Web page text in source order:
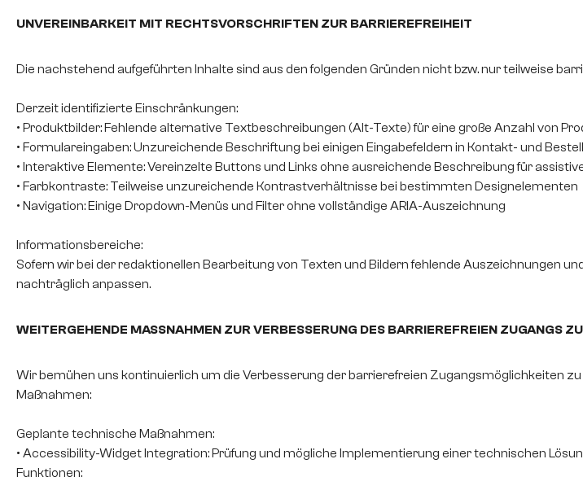
UNVEREINBARKEIT MIT RECHTSVORSCHRIFTEN ZUR BARRIEREFREIHEIT
Die nachstehend aufgeführten Inhalte sind aus den folgenden Gründen nicht bzw. nur teilweise
Derzeit identifizierte Einschränkungen:
• Produktbilder: Fehlende alternative Textbeschreibungen (Alt-Texte) für eine große Anzahl von
• Formulareingaben: Unzureichende Beschriftung bei einigen Eingabefeldern in Kontakt- und
• Interaktive Elemente: Vereinzelte Buttons und Links ohne ausreichende Beschreibung für
• Farbkontraste: Teilweise unzureichende Kontrastverhältnisse bei bestimmten Designelementen
• Navigation: Einige Dropdown-Menüs und Filter ohne vollständige ARIA-Auszeichnung
Informationsbereiche:
Sofern wir bei der redaktionellen Bearbeitung von Texten und Bildern fehlende Auszeichnungen
nachträglich anpassen.
WEITERGEHENDE MASSNAHMEN ZUR VERBESSERUNG DES BARRIEREFREIEN ZUGANGS
Wir bemühen uns kontinuierlich um die Verbesserung der barrierefreien Zugangsmöglichkeiten
Maßnahmen:
Geplante technische Maßnahmen:
• Accessibility-Widget Integration: Prüfung und mögliche Implementierung einer technischen
Funktionen: